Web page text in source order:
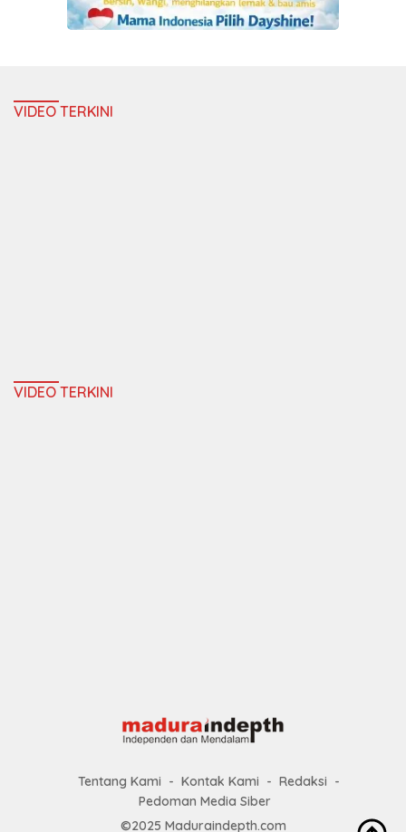
VIDEO TERKINI
VIDEO TERKINI
Tentang Kami Kontak Kami
Redaksi
Pedoman Media Siber
©2025 Maduraindepth.com